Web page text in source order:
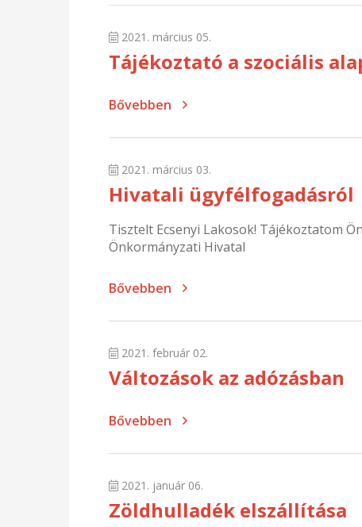
2021. március 05.
Tájékoztató a szociális
Bővebben
2021. március 03.
Hivatali ügyfélfogadásról
Tisztelt Ecsenyi Lakosok! Tájékoztatom
Önkormányzati Hivatal
Bővebben
2021. február 02.
Változások az adózásban
Bővebben
2021. január 06.
Zöldhulladék elszállítása